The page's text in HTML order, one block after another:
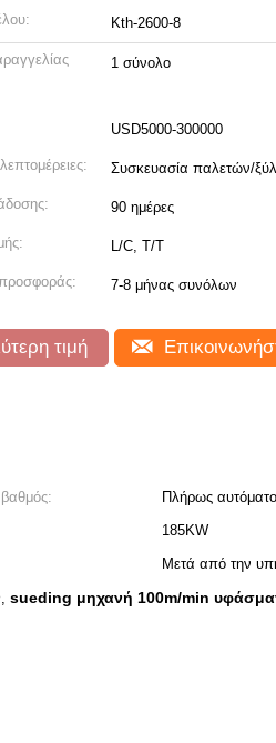
Kth-2600-8
1 σύνολο
USD5000-300000
Συσκευασία παλετών/
90 ημέρες
L/C, T/T
7-8 μήνας συνόλων
τιμή
Πλήρως
185KW
Μετά από την
, sueding μηχανή 100m/min